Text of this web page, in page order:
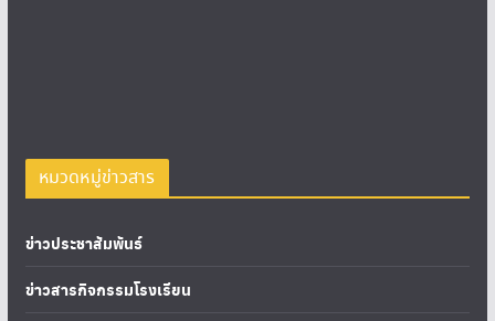
หมวดหมู่ข่าวสาร
ข่าวประชาสัมพันธ์
ข่าวสารกิจกรรมโรงเรียน